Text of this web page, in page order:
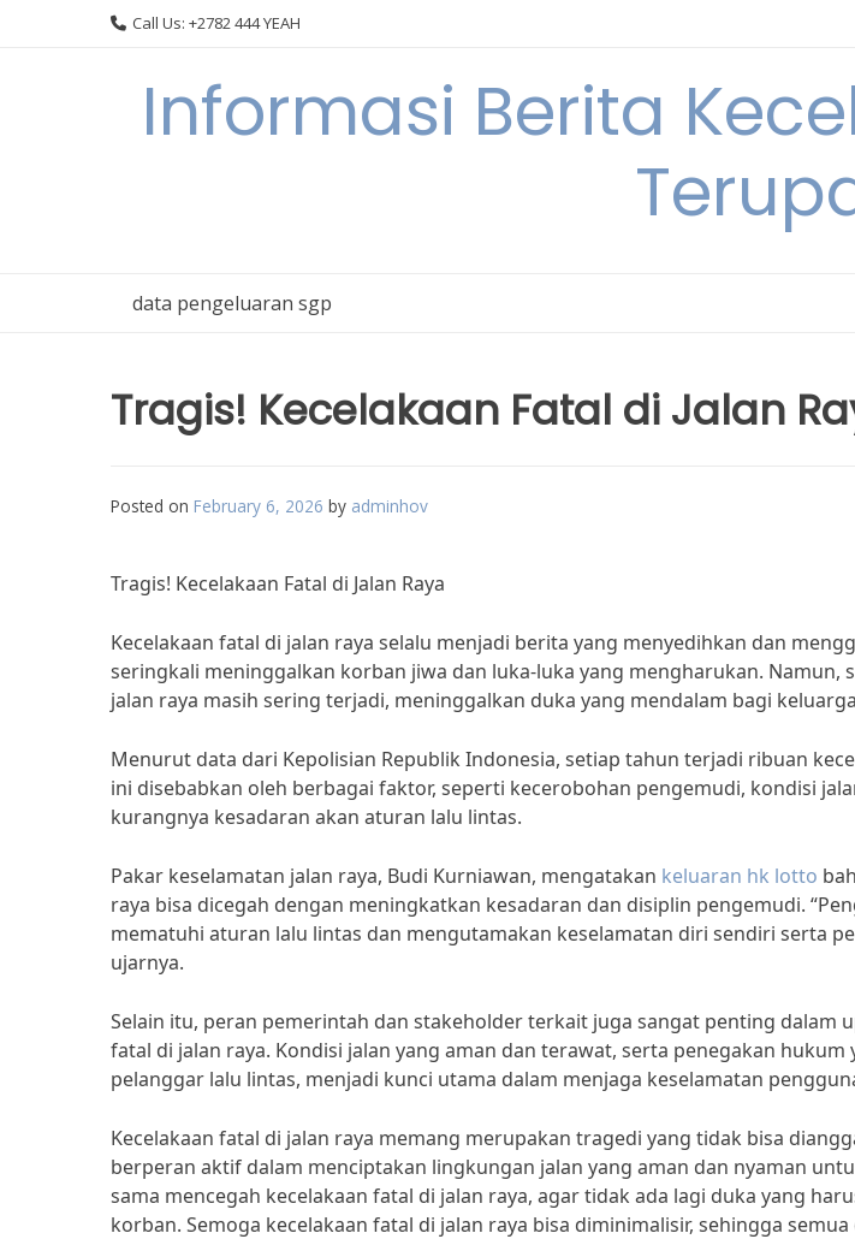
Call Us: +2782 444 YEAH
Informasi Berita
data pengeluaran sgp
Tragis! Kecelakaan Fatal di Jalan
Posted on February 6, 2026 by adminhov
Tragis! Kecelakaan Fatal di Jalan Raya
Kecelakaan fatal di jalan raya selalu menjadi berita yang menyedihkan dan
seringkali meninggalkan korban jiwa dan luka-luka yang mengharukan. Namun,
jalan raya masih sering terjadi, meninggalkan duka yang mendalam bagi
Menurut data dari Kepolisian Republik Indonesia, setiap tahun terjadi ribuan
ini disebabkan oleh berbagai faktor, seperti kecerobohan pengemudi, kondisi
kurangnya kesadaran akan aturan lalu lintas.
Pakar keselamatan jalan raya, Budi Kurniawan, mengatakan keluaran hk lotto
raya bisa dicegah dengan meningkatkan kesadaran dan disiplin pengemudi.
mematuhi aturan lalu lintas dan mengutamakan keselamatan diri sendiri serta
ujarnya.
Selain itu, peran pemerintah dan stakeholder terkait juga sangat penting dalam
fatal di jalan raya. Kondisi jalan yang aman dan terawat, serta penegakan hukum
pelanggar lalu lintas, menjadi kunci utama dalam menjaga keselamatan
Kecelakaan fatal di jalan raya memang merupakan tragedi yang tidak bisa
berperan aktif dalam menciptakan lingkungan jalan yang aman dan nyaman
sama mencegah kecelakaan fatal di jalan raya, agar tidak ada lagi duka yang
korban. Semoga kecelakaan fatal di jalan raya bisa diminimalisir, sehingga